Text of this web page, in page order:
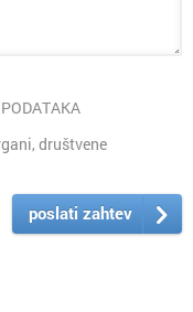
društvene
poslati zahtev